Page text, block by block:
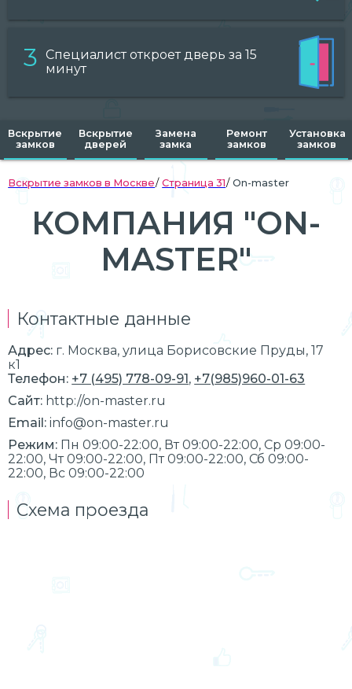
3 Специалист откроет дверь за 15
минут
Вскрытие
замков
Вскрытие
дверей
Замена
замка
Ремонт
замков
Установка
замков
Вскрытие замков в Москве Страница 31 On-master
КОМПАНИЯ "ON-
MASTER"
Контактные данные
Адрес: г. Москва, улица Борисовские Пруды, 17
к1
Телефон: +7 (495) 778-09-91, +7(985)960-01-63
Сайт: http://on-master.ru
Email: info@on-master.ru
Режим: Пн 09:00-22:00, Вт 09:00-22:00, Ср 09:00-
22:00, Чт 09:00-22:00, Пт 09:00-22:00, Сб 09:00-
22:00, Вс 09:00-22:00
Схема проезда